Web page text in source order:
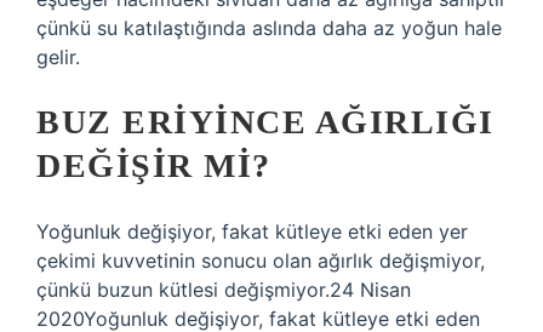
çünkü su katılaştığında aslında daha az yoğun hale
gelir.
BUZ ERIYINCE AĞIRLIĞI
DEĞIŞIR MI?
Yoğunluk değişiyor, fakat kütleye etki eden yer
çekimi kuvvetinin sonucu olan ağırlık değişmiyor,
çünkü buzun kütlesi değişmiyor.24 Nisan
2020Yoğunluk değişiyor, fakat kütleye etki eden